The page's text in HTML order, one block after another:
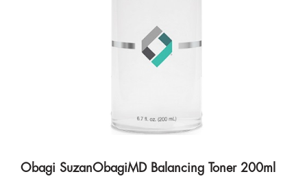
Obagi SuzanObagiMD Balancing Toner 200ml